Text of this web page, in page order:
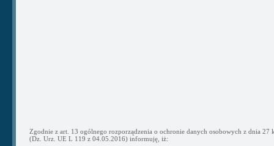
Zgodnie z art. 13 ogólnego rozporządzenia o ochronie danych osobowych z dnia 27
(Dz. Urz. UE L 119 z 04.05.2016) informuję, iż: